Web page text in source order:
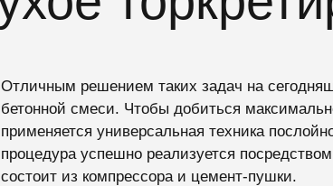
Отличным решением таких задач на
бетонной смеси. Чтобы добиться
применяется универсальная техника
процедура успешно реализуется
состоит из компрессора и цемент-пушки.